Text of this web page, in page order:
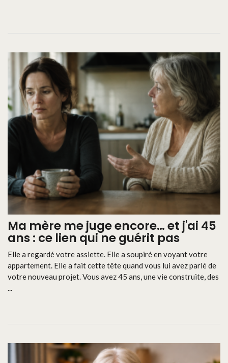
Ma mère me juge encore… et j'ai 45
ans : ce lien qui ne guérit pas
Elle a regardé votre assiette. Elle a soupiré en voyant votre
appartement. Elle a fait cette tête quand vous lui avez parlé de
votre nouveau projet. Vous avez 45 ans, une vie construite, des
...